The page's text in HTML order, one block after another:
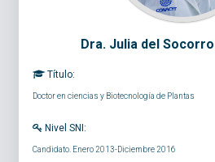
Dra. Julia del
Título:
Doctor en ciencias y Biotecnología de Plantas
Nivel SNI:
Candidato. Enero 2013-Diciembre 2016